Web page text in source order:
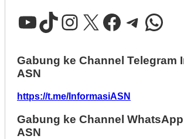
YouTube
TikTok
Instagram
X Facebook
Gabung ke Channel Telegram
ASN
https://t.me/InformasiASN
Gabung ke Channel
ASN